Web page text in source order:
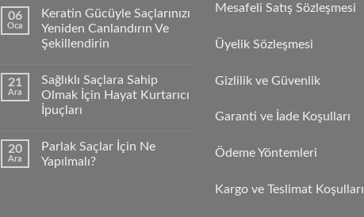
06
Oca
Keratin Gücüyle Saçlarınızı
Yeniden Canlandırın Ve
Şekillendirin
21
Ara
Sağlıklı Saçlara Sahip
Olmak İçin Hayat Kurtarıcı
İpuçları
20
Ara
Parlak Saçlar İçin Ne
Yapılmalı?
Mesafeli Satış Sözleşmesi
Üyelik Sözleşmesi
Gizlilik ve Güvenlik
Garanti ve İade Koşulları
Ödeme Yöntemleri
Kargo ve Teslimat Koşulları